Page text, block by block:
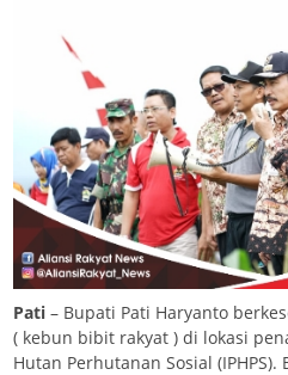
Pati – Bupati Pati Haryanto
( kebun bibit rakyat ) di lokasi
Hutan Perhutanan Sosial